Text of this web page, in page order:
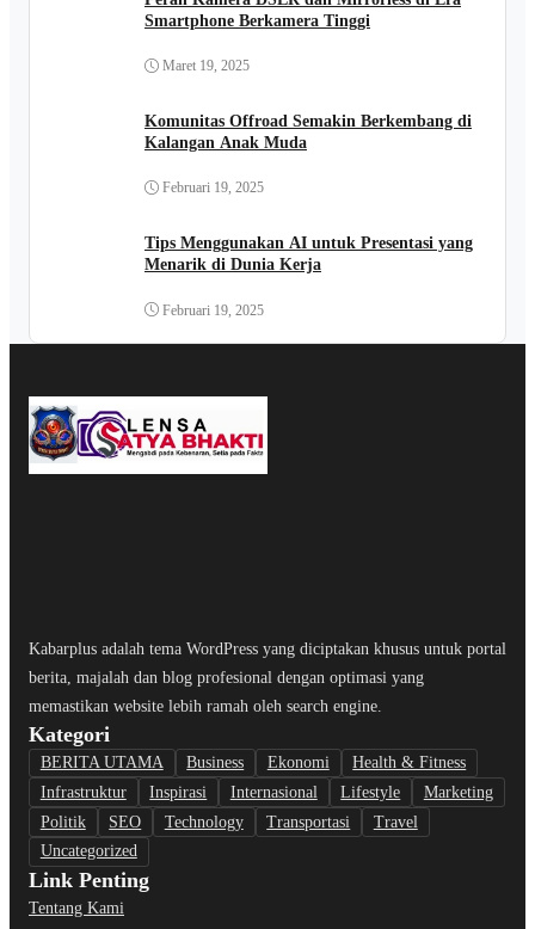
Smartphone Berkamera Tinggi
Maret 19, 2025
Komunitas Offroad Semakin Berkembang di
Kalangan Anak Muda
Februari 19, 2025
Tips Menggunakan AI untuk Presentasi yang
Menarik di Dunia Kerja
Februari 19, 2025
Kabarplus adalah tema WordPress yang diciptakan khusus untuk portal
berita, majalah dan blog profesional dengan optimasi yang
memastikan website lebih ramah oleh search engine.
Kategori
BERITA UTAMA Business Ekonomi
Health & Fitness
Infrastruktur
Inspirasi Internasional Lifestyle
Marketing
Politik
SEO Technology Transportasi
Travel
Uncategorized
Link Penting
Tentang Kami